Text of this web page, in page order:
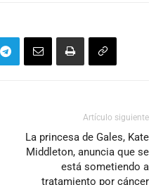
Artículo siguiente
La princesa de Gales, Kate
Middleton, anuncia que se
está sometiendo a
tratamiento por cáncer